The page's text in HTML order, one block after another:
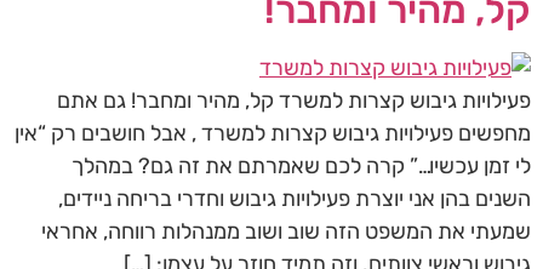
קל, מהיר ומחבר!
פעילויות גיבוש קצרות למשרד קל, מהיר ומחבר! גם אתם
מחפשים פעילויות גיבוש קצרות למשרד , אבל חושבים רק “אין
לי זמן עכשיו…” קרה לכם שאמרתם את זה גם? במהלך
השנים בהן אני יוצרת פעילויות גיבוש וחדרי בריחה ניידים,
שמעתי את המשפט הזה שוב ושוב ממנהלות רווחה, אחראי